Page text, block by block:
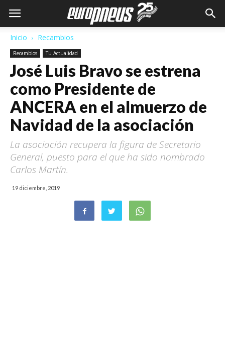
Inicio Recambios
Recambios Tu Actualidad
José Luis Bravo se estrena
como Presidente de
ANCERA en el almuerzo de
Navidad de la asociación
La asociación recupera la figura de Secretario
General, puesto para el que ha sido nombrado
Carlos Martín.
19 diciembre, 2019